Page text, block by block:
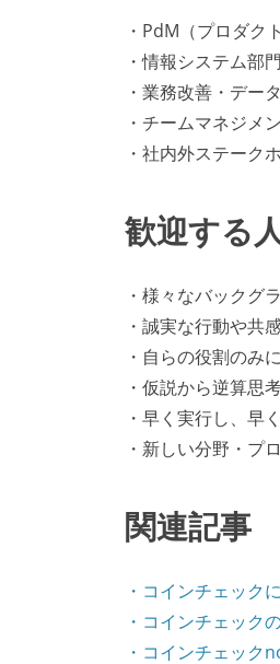
・PdM（プロダク
・情報システム部
・業務改善・デー
・チームマネジメ
・社内外ステーク
歓迎する
・様々なバックグ
・誠実な行動や共
・自らの役割のみ
・仮説から逆算思
・早く実行し、早
・新しい分野・プ
関連記事
・コインチェック
・コインチェック
・コインチェック